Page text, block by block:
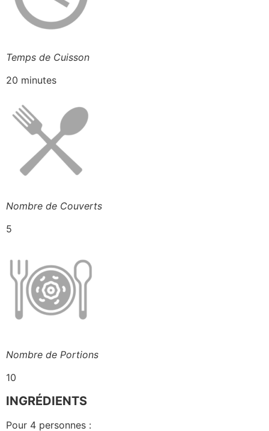
Temps de Cuisson
20 minutes
Nombre de Couverts
5
Nombre de Portions
10
INGRÉDIENTS
Pour 4 personnes :